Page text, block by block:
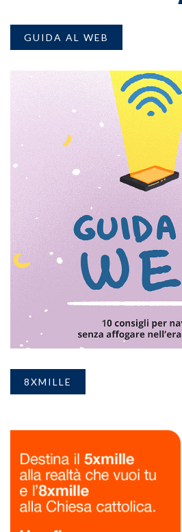
GUIDA AL WEB
8XMILLE